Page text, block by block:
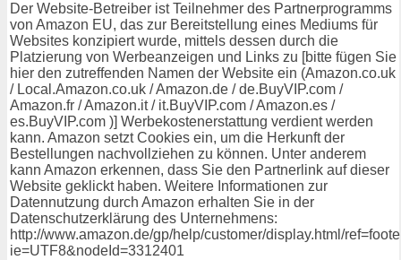
Der Website-Betreiber ist Teilnehmer des Partnerprogramms
von Amazon EU, das zur Bereitstellung eines Mediums für
Websites konzipiert wurde, mittels dessen durch die
Platzierung von Werbeanzeigen und Links zu [bitte fügen Sie
hier den zutreffenden Namen der Website ein (Amazon.co.uk
/ Local.Amazon.co.uk / Amazon.de / de.BuyVIP.com /
Amazon.fr / Amazon.it / it.BuyVIP.com / Amazon.es /
es.BuyVIP.com )] Werbekostenerstattung verdient werden
kann. Amazon setzt Cookies ein, um die Herkunft der
Bestellungen nachvollziehen zu können. Unter anderem
kann Amazon erkennen, dass Sie den Partnerlink auf dieser
Website geklickt haben. Weitere Informationen zur
Datennutzung durch Amazon erhalten Sie in der
Datenschutzerklärung des Unternehmens:
http://www.amazon.de/gp/help/customer/display.html/
ie=UTF8&nodeId=3312401